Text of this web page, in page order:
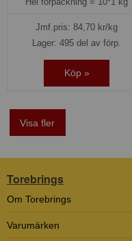
Jmf.pris: 84,70 kr/kg
Lager: 495 del av förp.
Köp »
Visa fler
Torebrings
Om Torebrings
Varumärken